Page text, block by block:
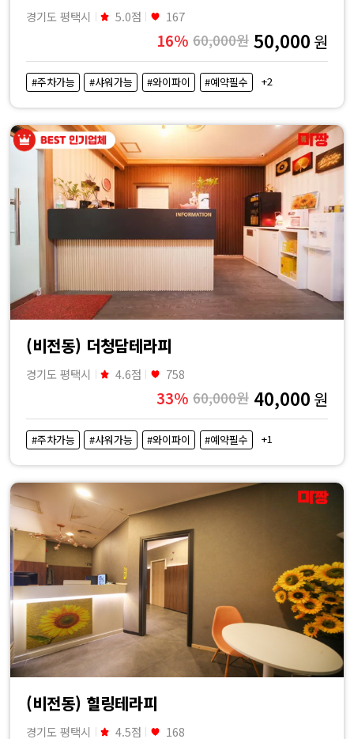
경기도 평택시 5.0점 167
16% 60,000원 50,000 원
#주차가능 #샤워가능 #와이파이 #예약필수 +2
(비전동) 더청담테라피
경기도 평택시 4.6점 758
33% 60,000원 40,000 원
#주차가능 #샤워가능 #와이파이 #예약필수 +1
(비전동) 힐링테라피
경기도 평택시 4.5점 168